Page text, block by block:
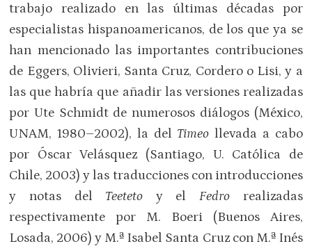
trabajo realizado en las últimas décadas por
especialistas hispanoamericanos, de los que ya se
han mencionado las importantes contribuciones
de Eggers, Olivieri, Santa Cruz, Cordero o Lisi, y a
las que habría que añadir las versiones realizadas
por Ute Schmidt de numerosos diálogos (México,
UNAM, 1980–2002), la del Timeo llevada a cabo
por Óscar Velásquez (Santiago, U. Católica de
Chile, 2003) y las traducciones con introducciones
y notas del Teeteto y el Fedro realizadas
respectivamente por M. Boeri (Buenos Aires,
Losada, 2006) y M.ª Isabel Santa Cruz con M.ª Inés